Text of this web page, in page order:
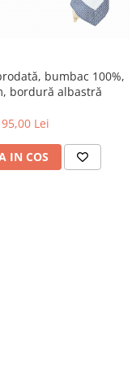
bumbac 100%,
bordură albastră
Lei
IN COS